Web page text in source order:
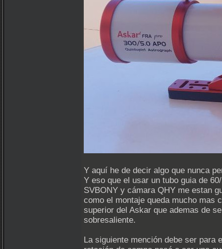
Y aquí he de decir algo que nunca
Y eso que el usar un tubo guia de
SVBONY y cámara QHY me estan
como el montaje queda mucho mas
superior del Askar que ademas de
sobresaliente.
La siguiente mención debe ser para